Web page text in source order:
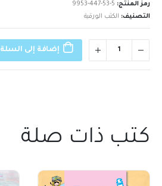
رمز المنتج: 9953-447-53-5
التصنيف: الكتب الورقية
إضافة إلى السلة
كتب ذات صلة